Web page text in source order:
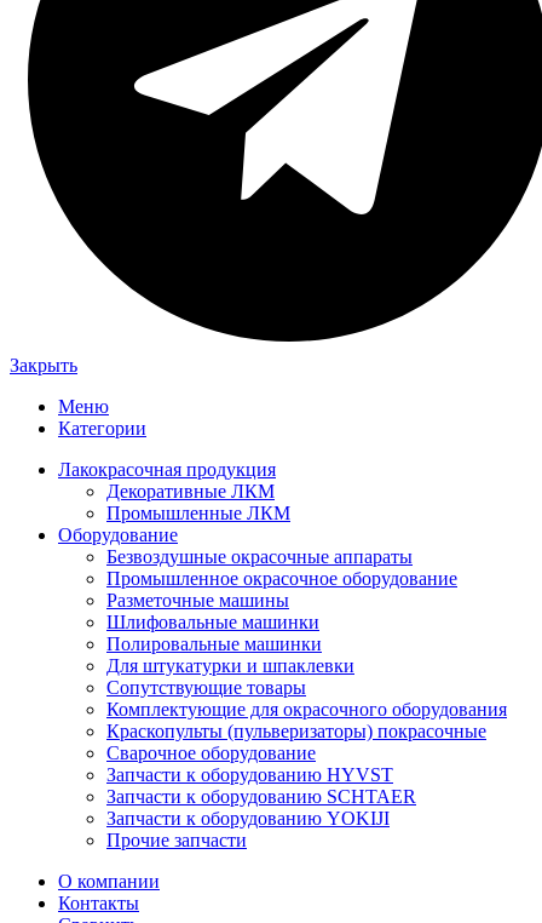
Закрыть
Меню
Категории
Лакокрасочная продукция
Декоративные ЛКМ
Промышленные ЛКМ
Оборудование
Безвоздушные окрасочные аппараты
Промышленное окрасочное оборудование
Разметочные машины
Шлифовальные машинки
Полировальные машинки
Для штукатурки и шпаклевки
Сопутствующие товары
Комплектующие для окрасочного оборудования
Краскопульты (пульверизаторы) покрасочные
Сварочное оборудование
Запчасти к оборудованию HYVST
Запчасти к оборудованию SCHTAER
Запчасти к оборудованию YOKIJI
Прочие запчасти
О компании
Контакты